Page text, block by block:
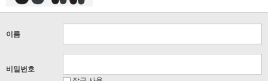
이름
비밀번호